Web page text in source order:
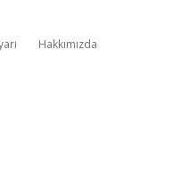
Hakkımızda